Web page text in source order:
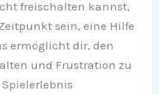
freischalten kannst,
sein, eine Hilfe
ermöglicht dir, den
und Frustration zu